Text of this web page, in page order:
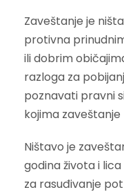
Zaveštanje je
protivna
ili dobrim
razloga za
poznavati pravni
kojima
Ništavo je
godina života i
za rasuđivanje